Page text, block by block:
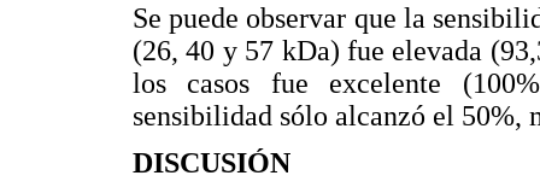
Se puede observar que la
(26, 40 y 57 kDa) fue elevada
los casos fue excelente
sensibilidad sólo alcanzó el 50%,
DISCUSIÓN